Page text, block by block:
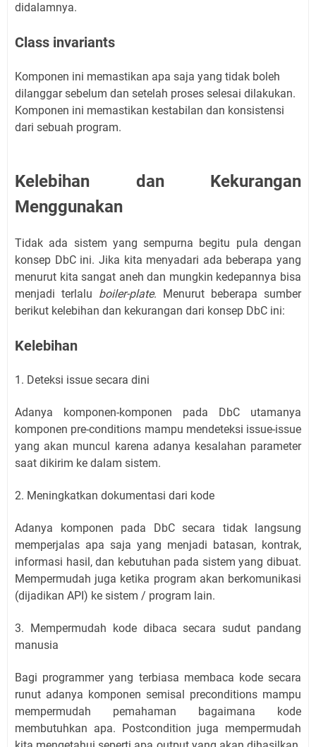
didalamnya.
Class invariants
Komponen ini memastikan apa saja yang tidak boleh
dilanggar sebelum dan setelah proses selesai dilakukan.
Komponen ini memastikan kestabilan dan konsistensi
dari sebuah program.
Kelebihan dan Kekurangan
Menggunakan
Tidak ada sistem yang sempurna begitu pula dengan
konsep DbC ini. Jika kita menyadari ada beberapa yang
menurut kita sangat aneh dan mungkin kedepannya bisa
menjadi terlalu boiler-plate. Menurut beberapa sumber
berikut kelebihan dan kekurangan dari konsep DbC ini:
Kelebihan
1. Deteksi issue secara dini
Adanya komponen-komponen pada DbC utamanya
komponen pre-conditions mampu mendeteksi issue-issue
yang akan muncul karena adanya kesalahan parameter
saat dikirim ke dalam sistem.
2. Meningkatkan dokumentasi dari kode
Adanya komponen pada DbC secara tidak langsung
memperjalas apa saja yang menjadi batasan, kontrak,
informasi hasil, dan kebutuhan pada sistem yang dibuat.
Mempermudah juga ketika program akan berkomunikasi
(dijadikan API) ke sistem / program lain.
3. Mempermudah kode dibaca secara sudut pandang
manusia
Bagi programmer yang terbiasa membaca kode secara
runut adanya komponen semisal preconditions mampu
mempermudah pemahaman bagaimana kode
membutuhkan apa. Postcondition juga mempermudah